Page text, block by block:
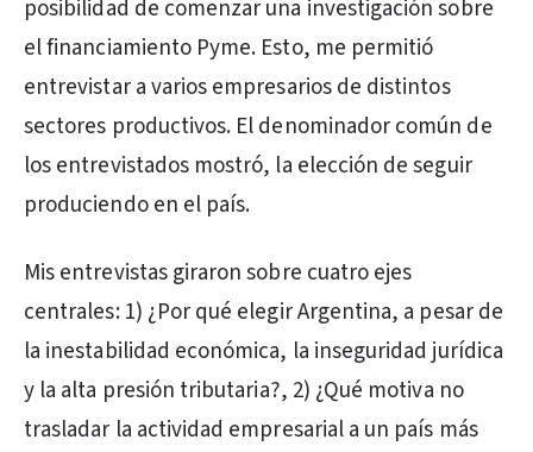
posibilidad de comenzar una investigación sobre
el financiamiento Pyme. Esto, me permitió
entrevistar a varios empresarios de distintos
sectores productivos. El denominador común de
los entrevistados mostró, la elección de seguir
produciendo en el país.
Mis entrevistas giraron sobre cuatro ejes
centrales: 1) ¿Por qué elegir Argentina, a pesar de
la inestabilidad económica, la inseguridad jurídica
y la alta presión tributaria?, 2) ¿Qué motiva no
trasladar la actividad empresarial a un país más